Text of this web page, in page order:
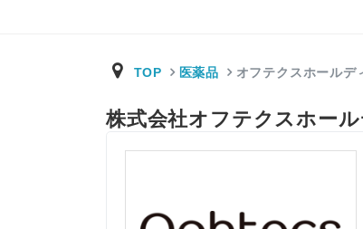
TOP 医薬品 オフテクスホールデ
株式会社オフテクスホー